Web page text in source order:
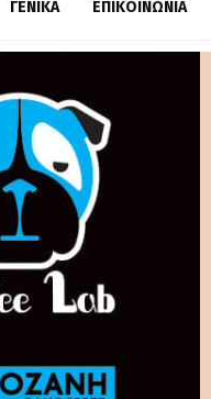
ΓΕΝΙΚΆ ΕΠΙΚΟΙΝΩΝΊΑ